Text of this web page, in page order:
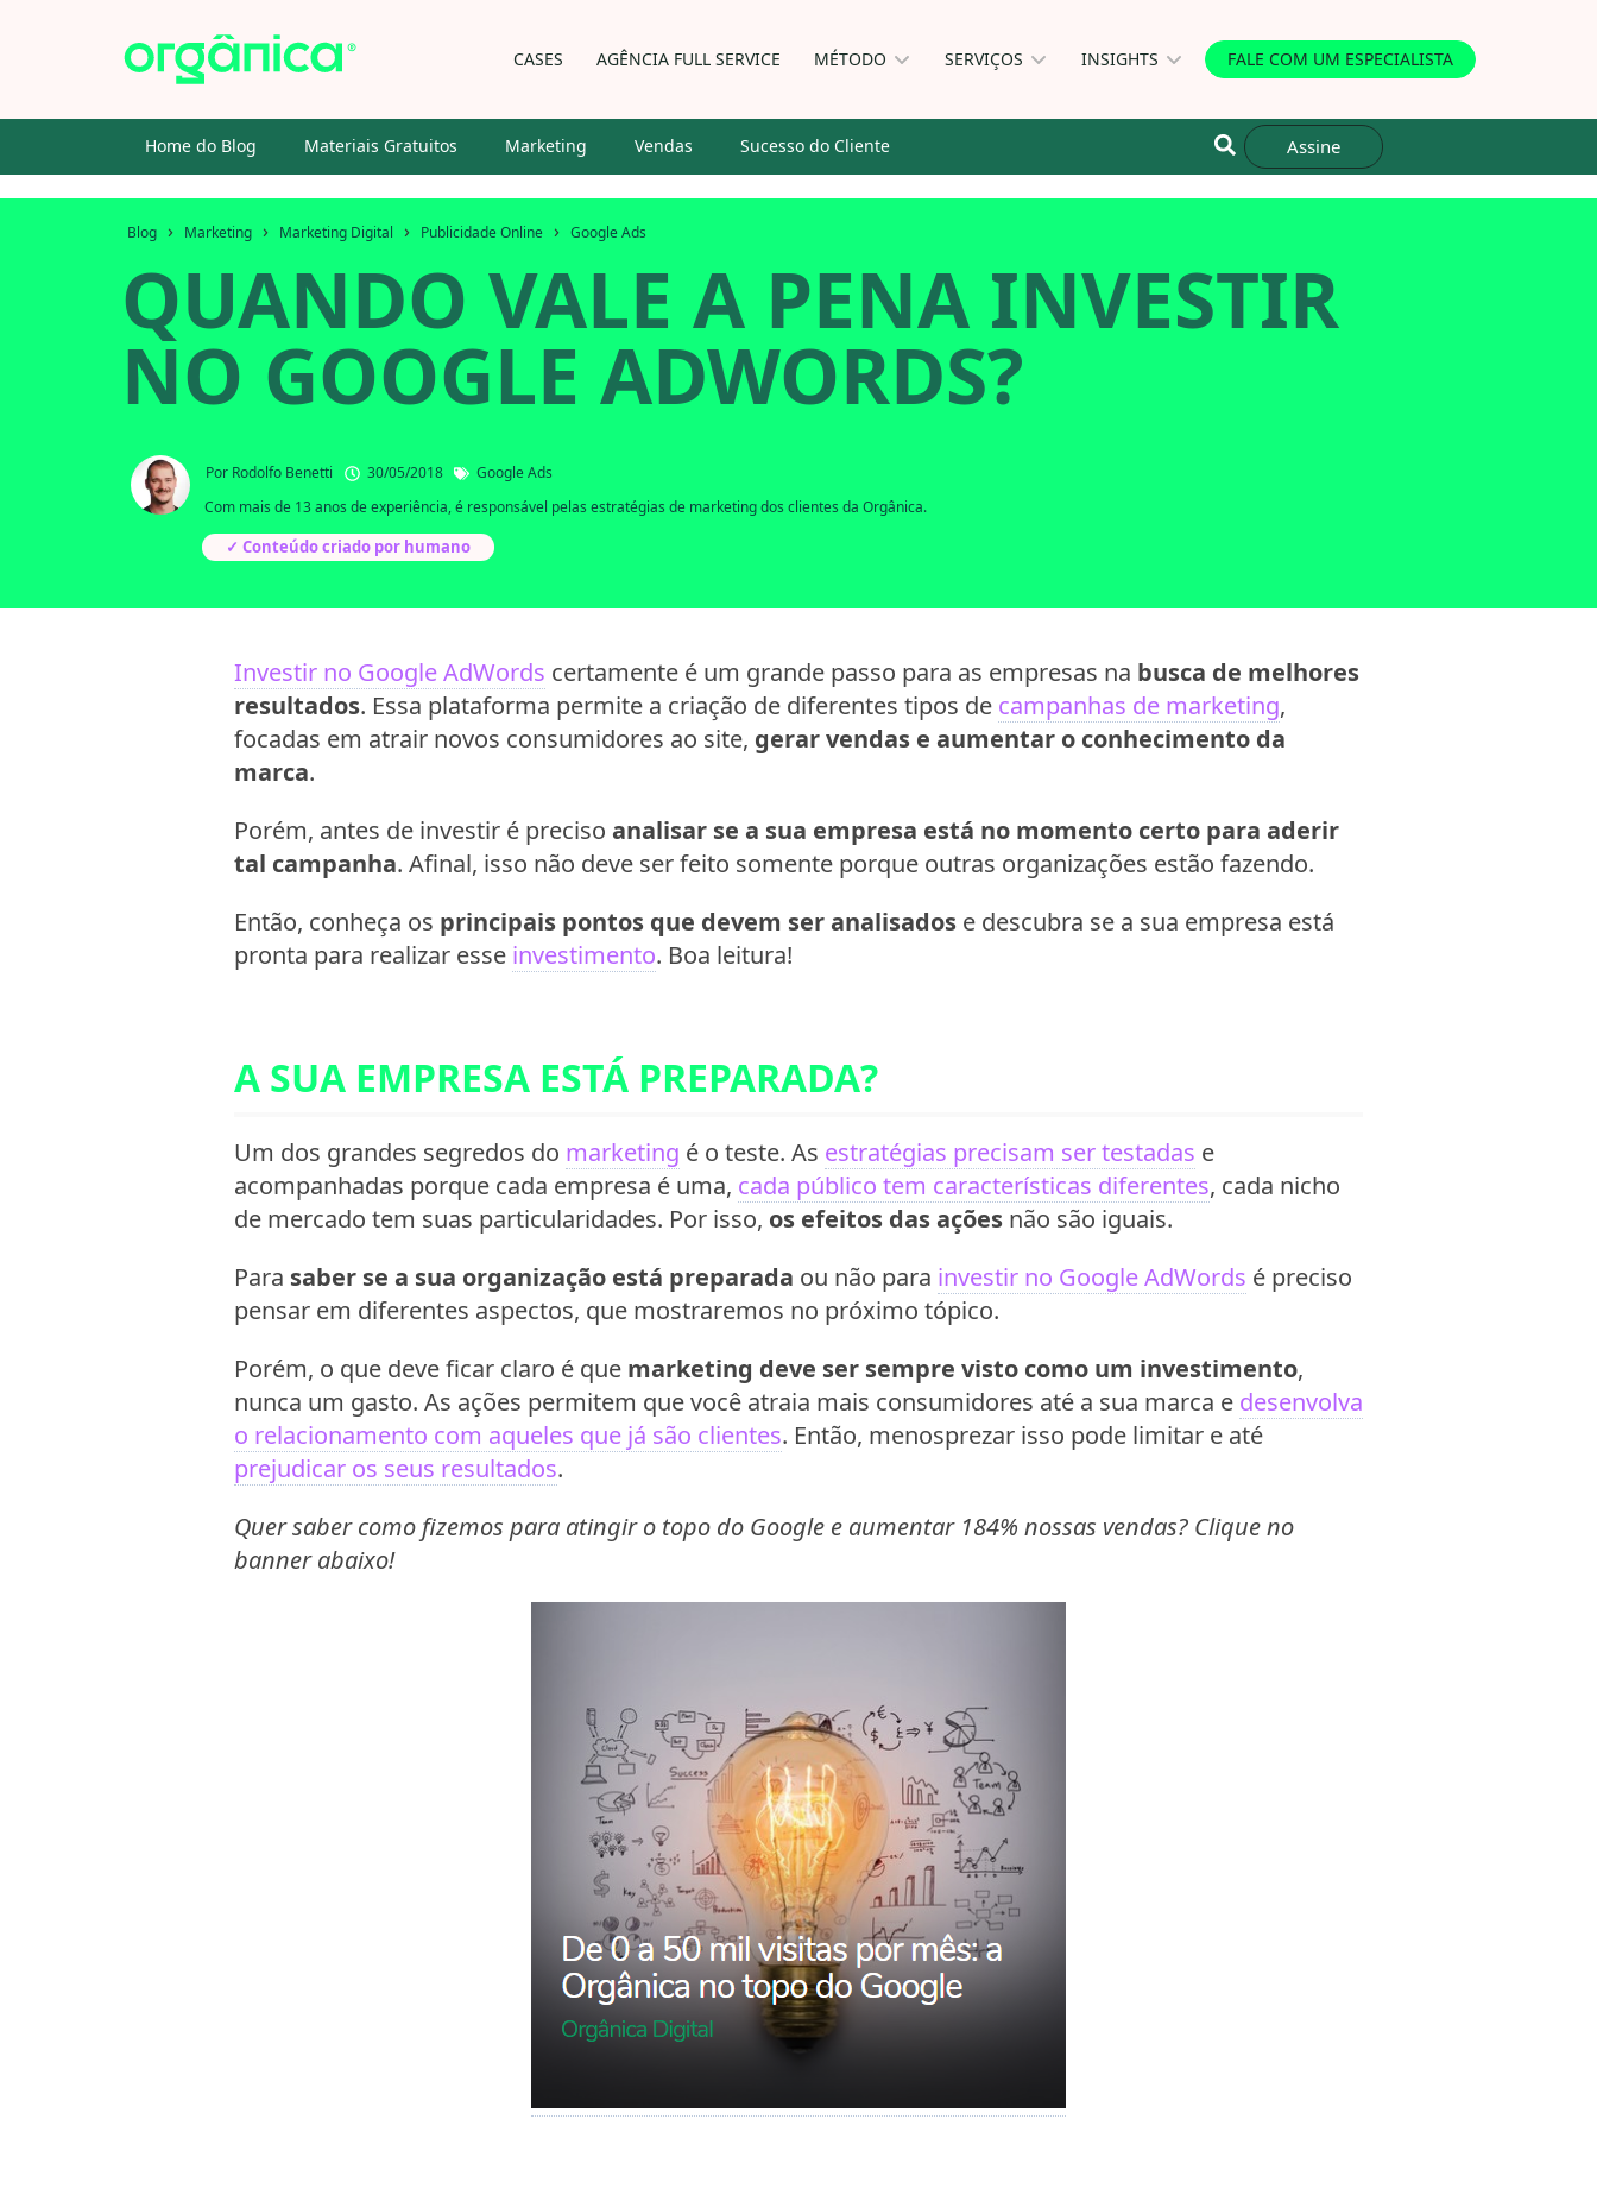
CASES AGÊNCIA FULL SERVICE MÉTODO SERVIÇOS INSIGHTS FALE COM UM ESPECIALISTA
Home do Blog Materiais Gratuitos Marketing Vendas Sucesso do Cliente Assine
Blog › Marketing › Marketing Digital › Publicidade Online › Google Ads
QUANDO VALE A PENA INVESTIR
NO GOOGLE ADWORDS?
Por Rodolfo Benetti 30/05/2018
Google Ads
Com mais de 13 anos de experiência, é responsável pelas estratégias de marketing dos clientes da Orgânica.
✓ Conteúdo criado por humano
Investir no Google AdWords certamente é um grande passo para as empresas na busca de melhores
resultados. Essa plataforma permite a criação de diferentes tipos de campanhas de marketing,
focadas em atrair novos consumidores ao site, gerar vendas e aumentar o conhecimento da
marca.
Porém, antes de investir é preciso analisar se a sua empresa está no momento certo para aderir
tal campanha. Afinal, isso não deve ser feito somente porque outras organizações estão fazendo.
Então, conheça os principais pontos que devem ser analisados e descubra se a sua empresa está
pronta para realizar esse investimento. Boa leitura!
A SUA EMPRESA ESTÁ PREPARADA?
Um dos grandes segredos do marketing é o teste. As estratégias precisam ser testadas e
acompanhadas porque cada empresa é uma, cada público tem características diferentes, cada nicho
de mercado tem suas particularidades. Por isso, os efeitos das ações não são iguais.
Para saber se a sua organização está preparada ou não para investir no Google AdWords é preciso
pensar em diferentes aspectos, que mostraremos no próximo tópico.
Porém, o que deve ficar claro é que marketing deve ser sempre visto como um investimento,
nunca um gasto. As ações permitem que você atraia mais consumidores até a sua marca e desenvolva
o relacionamento com aqueles que já são clientes. Então, menosprezar isso pode limitar e até
prejudicar os seus resultados.
Quer saber como fizemos para atingir o topo do Google e aumentar 184% nossas vendas? Clique no
banner abaixo!